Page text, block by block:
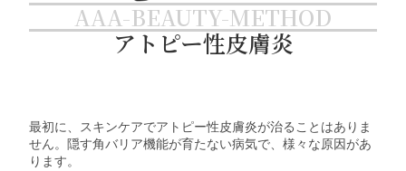
AAA-BEAUTY-METHOD
アトピー性皮膚炎
最初に、スキンケアでアトピー性皮膚炎が治ることはありま
せん。隠す角バリア機能が育たない病気で、様々な原因があ
ります。